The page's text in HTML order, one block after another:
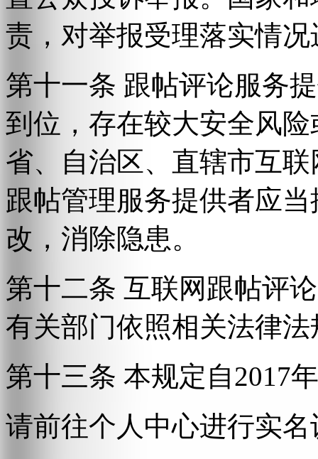
责，对举报受理落实情
第十一条 跟帖评论服务
到位，存在较大安全风
省、自治区、直辖市互
跟帖管理服务提供者应
改，消除隐患。
第十二条 互联网跟帖评
有关部门依照相关法律
第十三条 本规定自2017
请前往个人中心进行实名